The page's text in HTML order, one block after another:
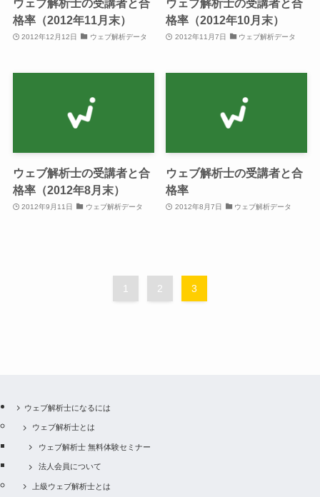
ウェブ解析士の受講者と合
格率（2012年11月末）
2012年12月12日 ウェブ解析データ
ウェブ解析士の受講者と合
格率（2012年10月末）
2012年11月7日 ウェブ解析データ
ウェブ解析士の受講者と合
格率（2012年8月末）
2012年9月11日 ウェブ解析データ
ウェブ解析士の受講者と合
格率
2012年8月7日 ウェブ解析データ
1 2 3
ウェブ解析士になるには
ウェブ解析士とは
ウェブ解析士 無料体験セミナー
法人会員について
上級ウェブ解析士とは